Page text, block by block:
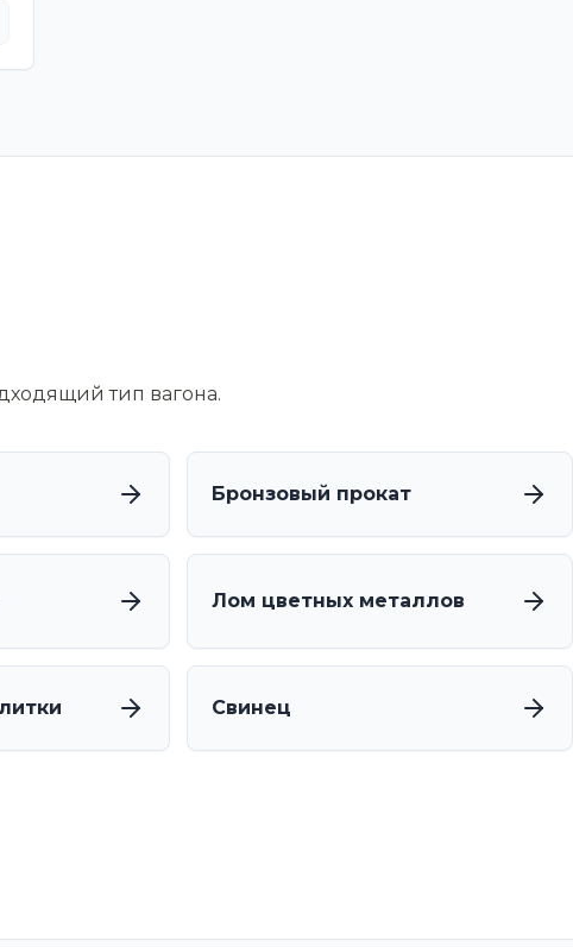
тип вагона.
Бронзовый прокат
Лом цветных металлов
Свинец